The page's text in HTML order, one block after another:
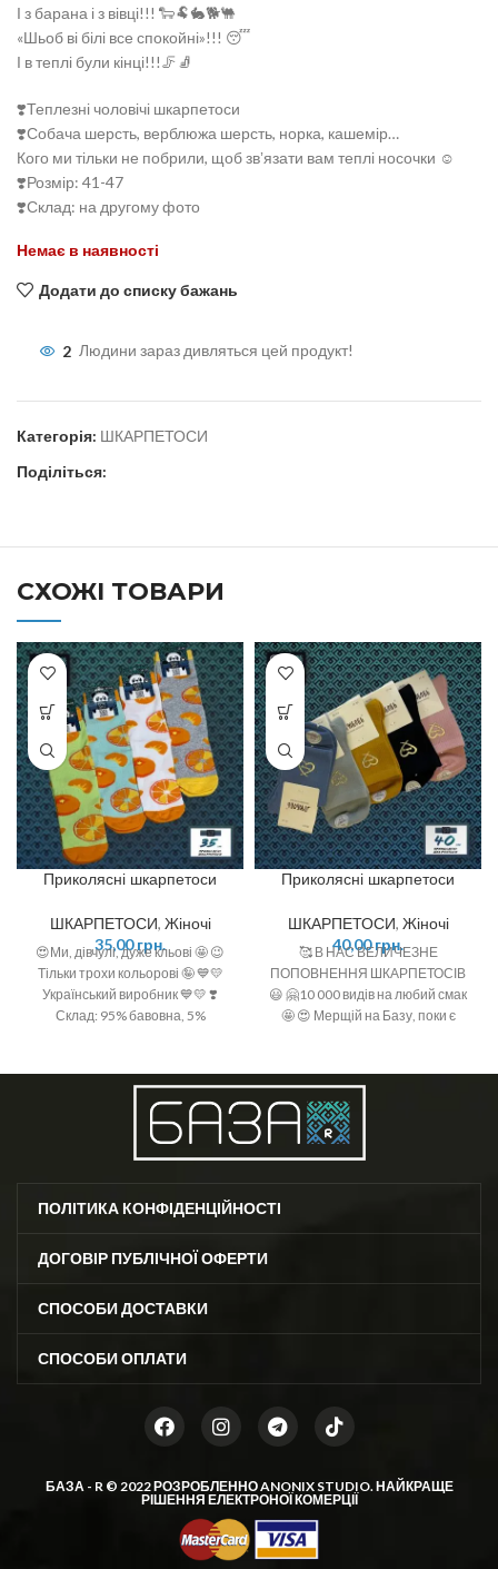
І з барана і з вівці!!! 🐑🐏🐇🐕🐫
«Шьоб ві білі все спокойні»!!! 😴
І в теплі були кінці!!!🦵🧦
❣️Теплезні чоловічі шкарпетоси
❣️Собача шерсть, верблюжа шерсть, норка, кашемір…
Кого ми тільки не побрили, щоб звʼязати вам теплі носочки ☺️
❣️Розмір: 41-47
❣️Склад: на другому фото
Немає в наявності
Додати до списку бажань
2 Людини зараз дивляться цей продукт!
Категорія: ШКАРПЕТОСИ
Поділіться:
СХОЖІ ТОВАРИ
Приколясні шкарпетоси
ШКАРПЕТОСИ, Жіночі
35,00грн.
😍Ми, дівчулі, дуже кльові 🤩 😉
Тільки трохи кольорові 🤪 💙💛
Український виробник 💙💛 ❣️
Склад: 95% бавовна, 5%
Приколясні шкарпетоси
ШКАРПЕТОСИ, Жіночі
40,00грн.
🥰 В НАС ВЕЛИЧЕЗНЕ
ПОПОВНЕННЯ ШКАРПЕТОСІВ
😃 🤗10 000 видів на любий смак
🤩 😍 Мерщій на Базу, поки є
ПОЛІТИКА КОНФІДЕНЦІЙНОСТІ
ДОГОВІР ПУБЛІЧНОЇ ОФЕРТИ
СПОСОБИ ДОСТАВКИ
СПОСОБИ ОПЛАТИ
БАЗА - R © 2022 РОЗРОБЛЕННОANONIX STUDIO. НАЙКРАЩЕ
РІШЕННЯ ЕЛЕКТРОНОЇ КОМЕРЦІЇ